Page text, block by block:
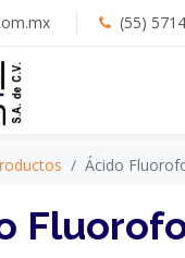
(55)
Ácido